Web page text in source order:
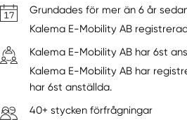
Grundades för mer än 6 år
Kalema E-Mobility AB
Kalema E-Mobility AB har 6st
Kalema E-Mobility AB har
har 6st anställda.
40+ stycken förfrågningar